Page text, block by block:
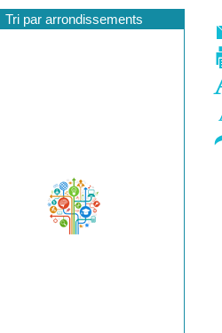
Tri par arrondissements